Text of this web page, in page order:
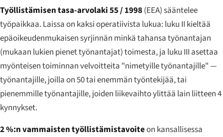
Työllistämisen tasa-arvolaki 55 / 1998(EEA) sääntelee
työpaikkaa. Laissa on kaksi operatiivista lukua: luku II kieltää
epäoikeudenmukaisen syrjinnän minkä tahansa työnantajan
(mukaan lukien pienet työnantajat) toimesta, ja luku III asettaa
myönteisen toiminnan velvoitteita "nimetyille työnantajille" —
työnantajille, joilla on 50 tai enemmän työntekijää, tai
pienemmille työnantajille, joiden liikevaihto ylittää lain liitteen 4
kynnykset.
2 %:n vammaisten työllistämistavoiteon kansallisessa